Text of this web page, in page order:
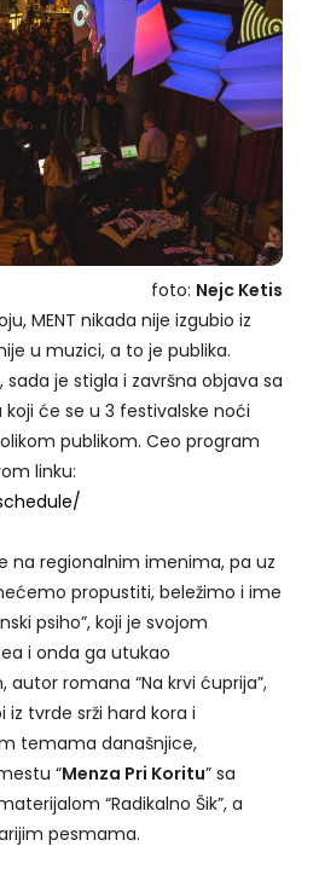
foto: Nejc Ketis
MENT nikada nije izgubio iz
u muzici, a to je publika.
, sada je stigla i završna objava sa
će se u 3 festivalske noći
publikom. Ceo program
linku:
na regionalnim imenima, pa uz
propustiti, beležimo i ime
psiho”, koji je svojom
i onda ga utukao
romana “Na krvi ćuprija”,
tvrde srži hard kora i
temama današnjice,
“Menza Pri Koritu” sa
“Radikalno Šik”, a
pesmama.